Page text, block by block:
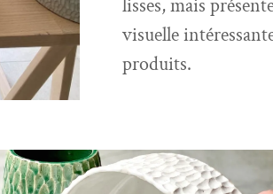
lisses, mais
visuelle
produits.